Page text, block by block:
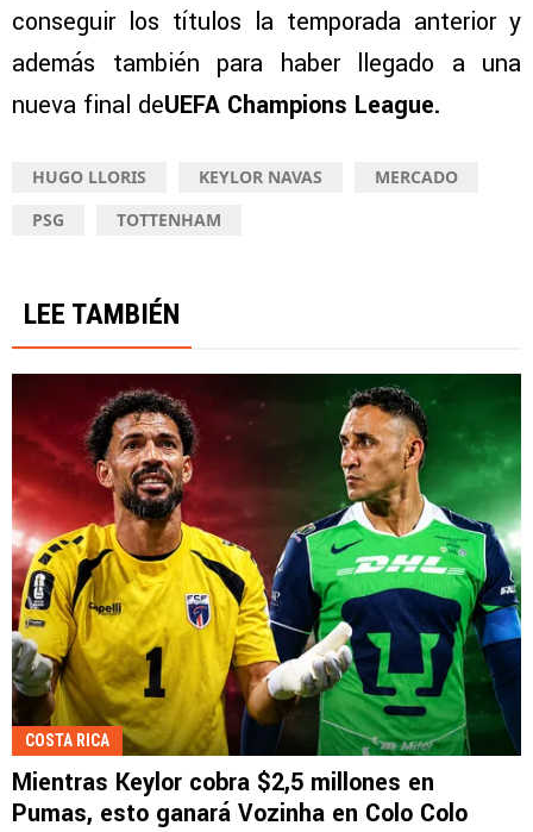
conseguir los títulos la temporada anterior y
además también para haber llegado a una
nueva final deUEFA Champions League.
HUGO LLORIS KEYLOR NAVAS
MERCADO
PSG
TOTTENHAM
LEE TAMBIÉN
COSTA RICA
Mientras Keylor cobra $2,5 millones en
Pumas, esto ganará Vozinha en Colo Colo